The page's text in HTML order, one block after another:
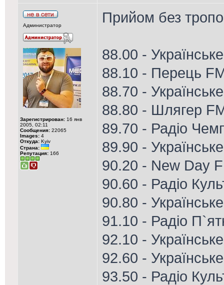
Администратор
Зарегистрирован: 16 янв
2005, 02:11
Сообщения: 22065
Images: 4
Откуда: Kyiv
Страна:
Репутация: 166
Прийом без
88.00 -
88.10 - Перець
88.70 -
88.80 - Шлягер
89.70 - Радіо
89.90 -
90.20 - New Day
90.60 - Радіо
90.80 -
91.10 - Радіо
92.10 -
92.60 -
93.50 - Радіо